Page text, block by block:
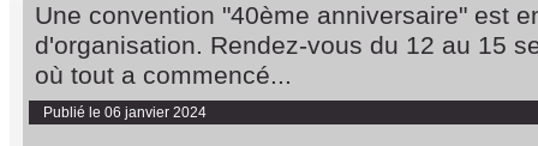
Une convention "40ème anniversaire" est
d'organisation. Rendez-vous du 12 au 15
où tout a commencé...
Publié le 06 janvier 2024